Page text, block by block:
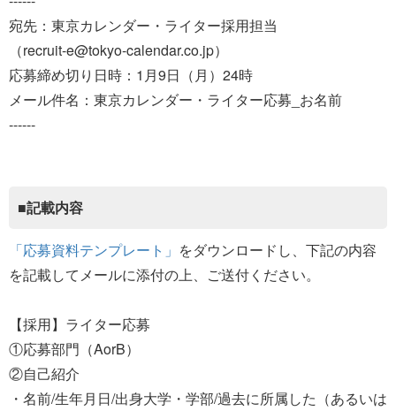
宛先：東京カレンダー・ライター採用担当
（recruit-e@tokyo-calendar.co.jp）
応募締め切り日時：1月9日（月）24時
メール件名：東京カレンダー・ライター応募_お名前
------
■記載内容
「応募資料テンプレート」 をダウンロードし、下記の内容
を記載してメールに添付の上、ご送付ください。
【採用】ライター応募
①応募部門（AorB）
②自己紹介
・名前/生年月日/出身大学・学部/過去に所属した（あるいは